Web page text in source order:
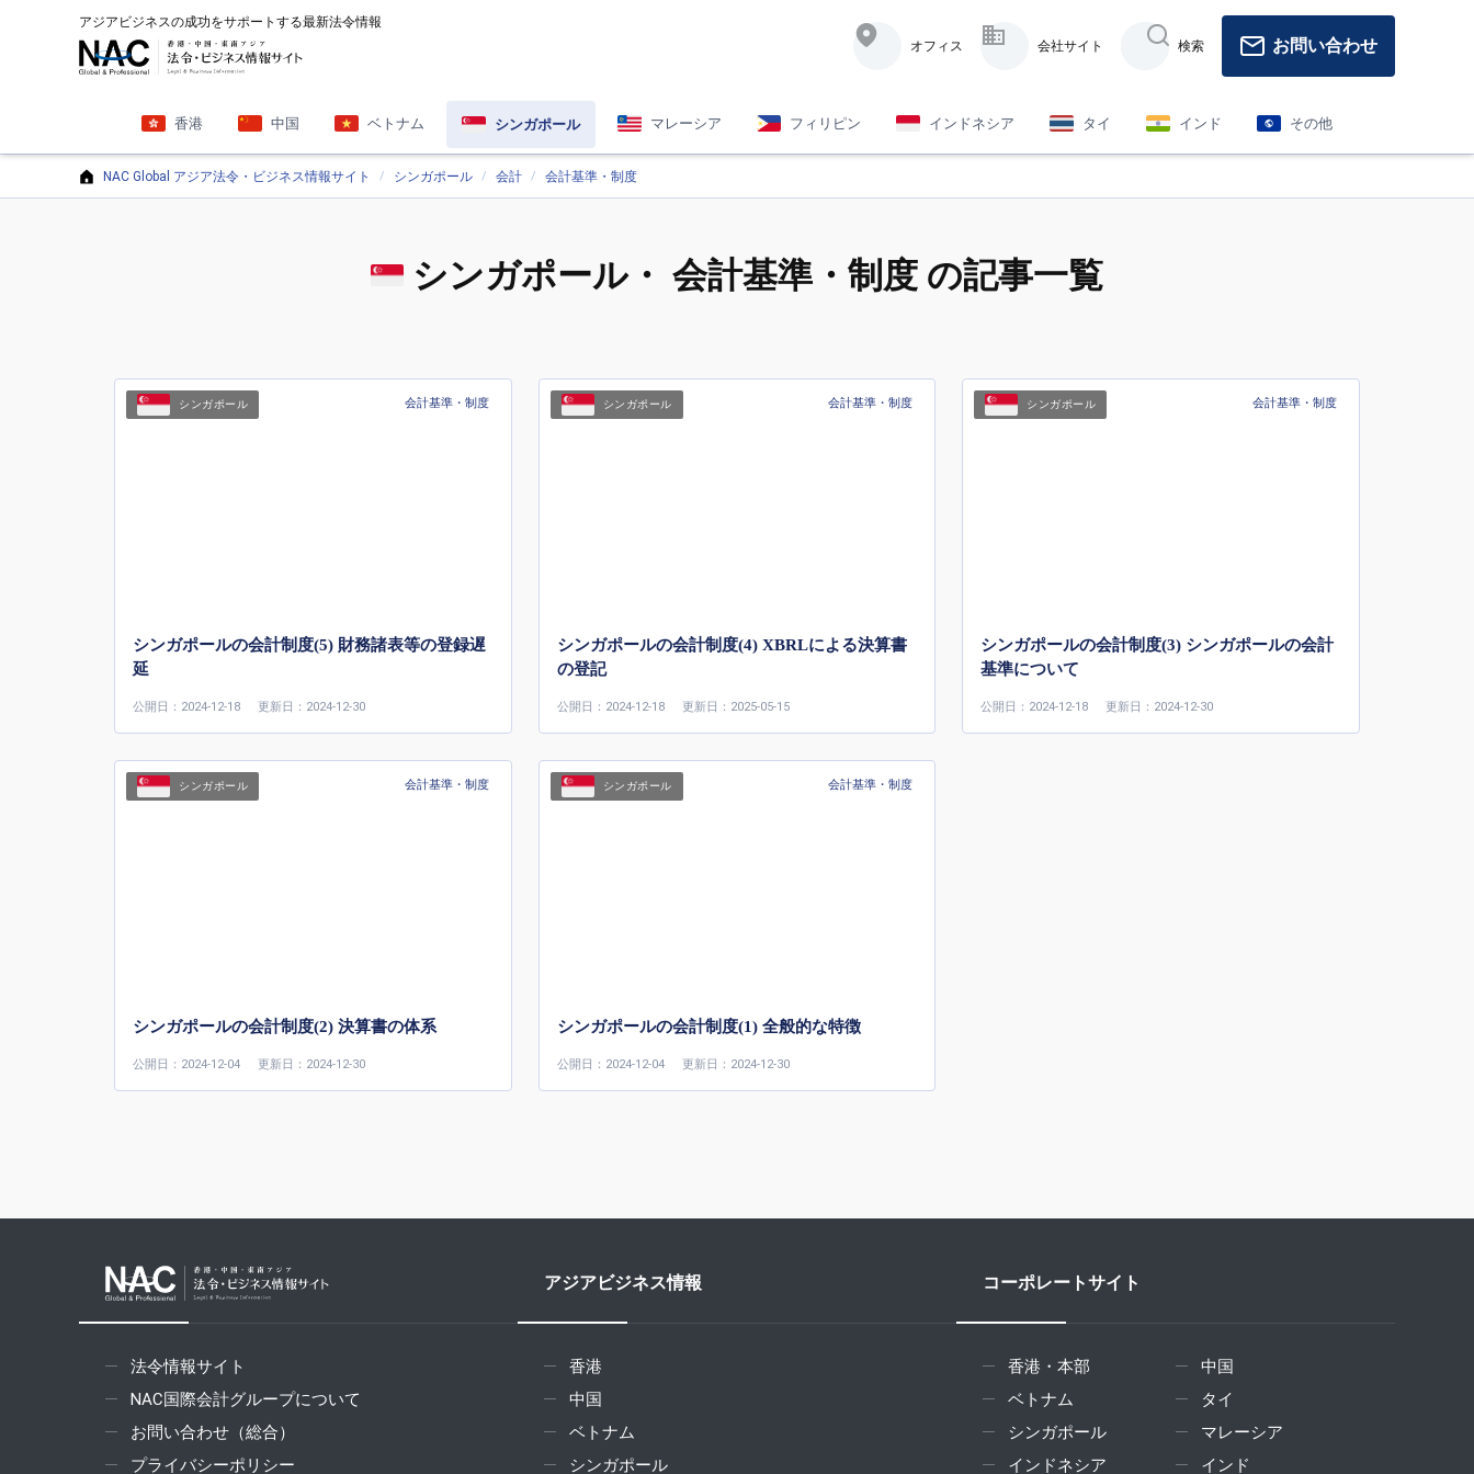
アジアビジネスの成功をサポートする最新法令情報
オフィス
会社サイト 検索 お問い合わせ
香港 中国 ベトナム シンガポール マレーシア フィリピン インドネシア タイ インド その他
NAC Global アジア法令・ビジネス情報サイト シンガポール 会計 会計基準・制度
シンガポール・ 会計基準・制度 の記事一覧
シンガポール 会計基準・制度
シンガポールの会計制度(5) 財務諸表等の登録遅
延
公開日：2024-12-18 更新日：2024-12-30
シンガポール 会計基準・制度
シンガポールの会計制度(4) XBRLによる決算書
の登記
公開日：2024-12-18 更新日：2025-05-15
シンガポール 会計基準・制度
シンガポールの会計制度(3) シンガポールの会計
基準について
公開日：2024-12-18 更新日：2024-12-30
シンガポール 会計基準・制度
シンガポールの会計制度(2) 決算書の体系
公開日：2024-12-04 更新日：2024-12-30
シンガポール 会計基準・制度
シンガポールの会計制度(1) 全般的な特徴
公開日：2024-12-04 更新日：2024-12-30
法令情報サイト
NAC国際会計グループについて
お問い合わせ（総合）
プライバシーポリシー
アジアビジネス情報
香港
中国
ベトナム
シンガポール
コーポレートサイト
香港・本部
中国
ベトナム
タイ
シンガポール
マレーシア
インドネシア
インド